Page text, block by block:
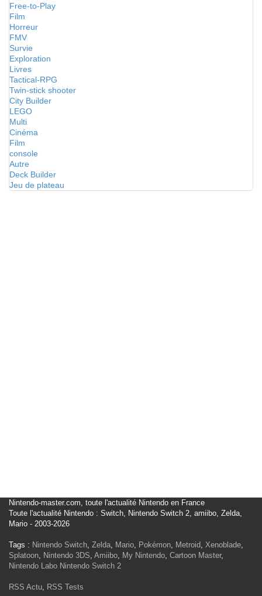
Free-to-Play
Film
Horreur
FMV
Survie
Exploration
Livres
Tactical-RPG
Twin-stick shooter
City Builder
LEGO
Multi
Cinéma
Film
console
Autre
Deck Builder
Jeu de plateau
Nintendo-master.com, toute l'actualité Nintendo en France
Toute l'actualité Nintendo : Switch, Nintendo Switch 2, amiibo, Zelda,
Mario - 2003-2026
Tags : Nintendo Switch, Zelda, Mario, Pokémon, Metroid, Xenoblade,
Splatoon, Nintendo 3DS, Amiibo, My Nintendo, Cartoon Master,
Nintendo Labo Nintendo Switch 2
RSS Actu, RSS Tests